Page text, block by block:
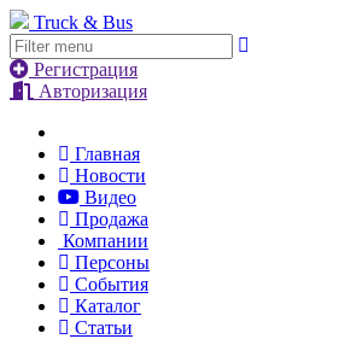
Truck & Bus
Регистрация
Авторизация
Главная
Новости
Видео
Продажа
Компании
Персоны
События
Каталог
Статьи